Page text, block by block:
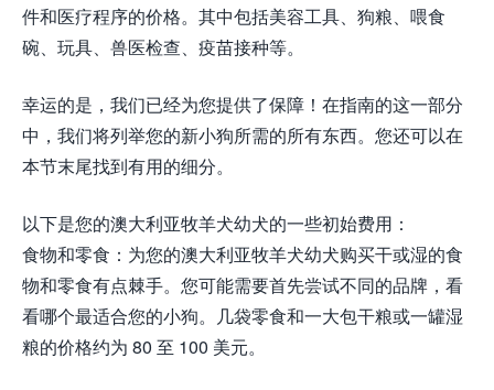
件和医疗程序的价格。其中包括美容工具、狗粮、喂食
碗、玩具、兽医检查、疫苗接种等。
幸运的是，我们已经为您提供了保障！在指南的这一部分
中，我们将列举您的新小狗所需的所有东西。您还可以在
本节末尾找到有用的细分。
以下是您的澳大利亚牧羊犬幼犬的一些初始费用：
食物和零食：为您的澳大利亚牧羊犬幼犬购买干或湿的食
物和零食有点棘手。您可能需要首先尝试不同的品牌，看
看哪个最适合您的小狗。几袋零食和一大包干粮或一罐湿
粮的价格约为 80 至 100 美元。